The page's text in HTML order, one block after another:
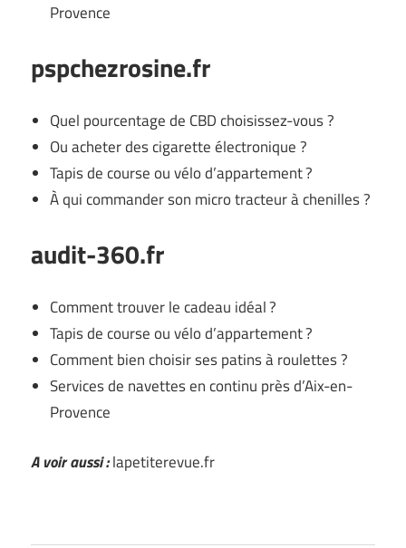
Provence
pspchezrosine.fr
Quel pourcentage de CBD choisissez-vous ?
Ou acheter des cigarette électronique ?
Tapis de course ou vélo d’appartement ?
À qui commander son micro tracteur à chenilles ?
audit-360.fr
Comment trouver le cadeau idéal ?
Tapis de course ou vélo d’appartement ?
Comment bien choisir ses patins à roulettes ?
Services de navettes en continu près d’Aix-en-
Provence
A voir aussi :lapetiterevue.fr